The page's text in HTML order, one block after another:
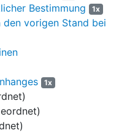
am 25.03.2024 als
In jenem Verfahren wurde
sofortigen Beschwerde
Verteidiger wie im
erholten Auskunft aus
war die
gemeldet (Blatt 15).
mit ihrer
Bestimmung 1x
den vorigen Stand bei
1x